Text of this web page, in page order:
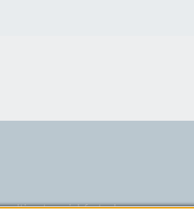
multipartenarial, forte des